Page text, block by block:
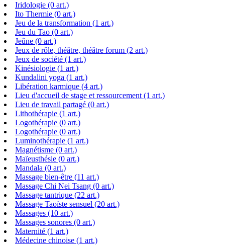
Iridologie (0 art.)
Ito Thermie (0 art.)
Jeu de la transformation (1 art.)
Jeu du Tao (0 art.)
Jeûne (0 art.)
Jeux de rôle, théâtre, théâtre forum (2 art.)
Jeux de société (1 art.)
Kinésiologie (1 art.)
Kundalini yoga (1 art.)
Libération karmique (4 art.)
Lieu d'accueil de stage et ressourcement (1 art.)
Lieu de travail partagé (0 art.)
Lithothérapie (1 art.)
Logothérapie (0 art.)
Logothérapie (0 art.)
Luminothérapie (1 art.)
Magnétisme (0 art.)
Maïeusthésie (0 art.)
Mandala (0 art.)
Massage bien-être (11 art.)
Massage Chi Nei Tsang (0 art.)
Massage tantrique (22 art.)
Massage Taoïste sensuel (20 art.)
Massages (10 art.)
Massages sonores (0 art.)
Maternité (1 art.)
Médecine chinoise (1 art.)